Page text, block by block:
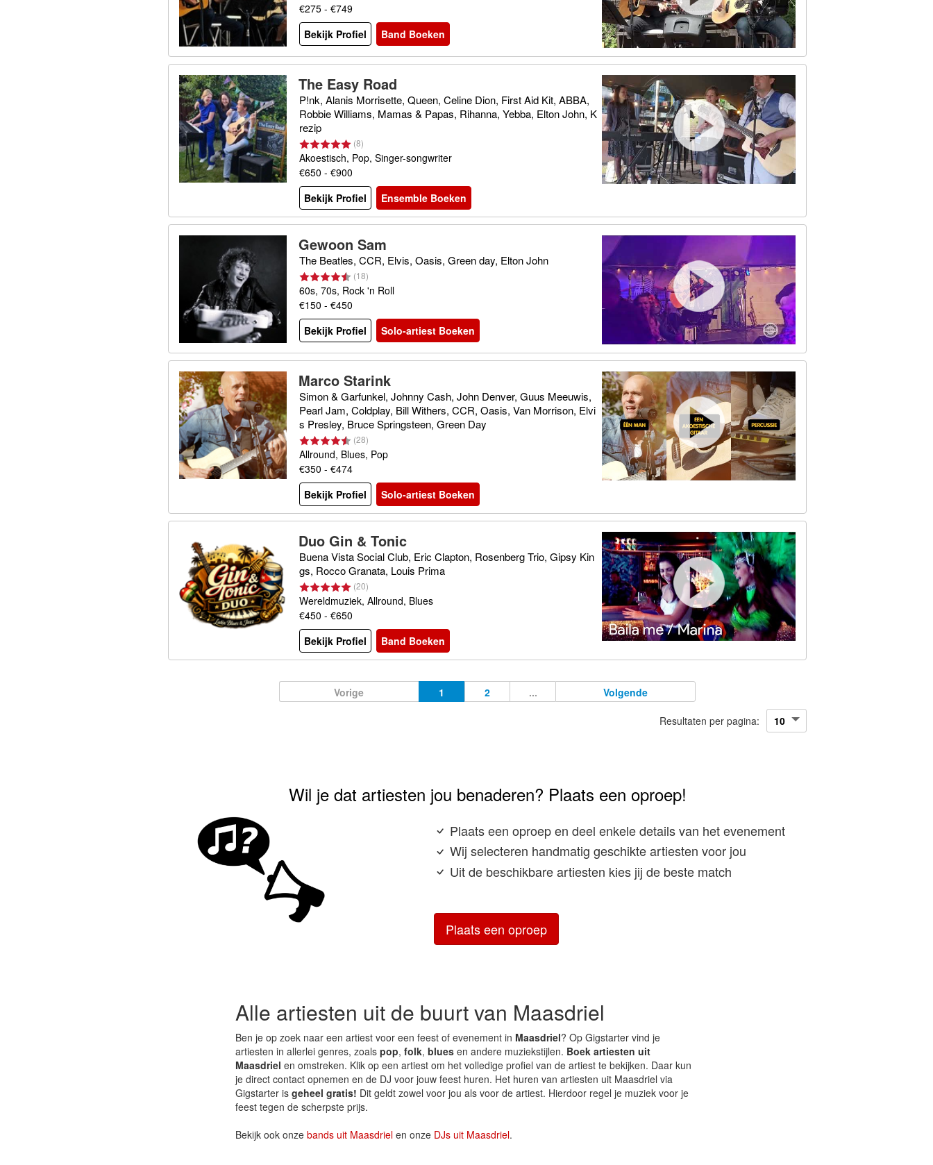
€275 - €749
Bekijk Profiel
Band Boeken
The Easy Road
P!nk, Alanis Morrisette, Queen, Celine Dion, First Aid Kit, ABBA,
Robbie Williams, Mamas & Papas, Rihanna, Yebba, Elton John, K
rezip
(8)
Akoestisch, Pop, Singer-songwriter
€650 - €900
Bekijk Profiel
Ensemble Boeken
Gewoon Sam
The Beatles, CCR, Elvis, Oasis, Green day, Elton John
(18)
60s, 70s, Rock 'n Roll
€150 - €450
Bekijk Profiel
Solo-artiest Boeken
Marco Starink
Simon & Garfunkel, Johnny Cash, John Denver, Guus Meeuwis,
Pearl Jam, Coldplay, Bill Withers, CCR, Oasis, Van Morrison, Elvi
s Presley, Bruce Springsteen, Green Day
(28)
Allround, Blues, Pop
€350 - €474
Bekijk Profiel
Solo-artiest Boeken
Duo Gin & Tonic
Buena Vista Social Club, Eric Clapton, Rosenberg Trio, Gipsy Kin
gs, Rocco Granata, Louis Prima
(20)
Wereldmuziek, Allround, Blues
€450 - €650
Bekijk Profiel
Band Boeken
Vorige 1 2 ... Volgende
Resultaten per pagina:
Wil je dat artiesten jou benaderen? Plaats een oproep!
Plaats een oproep en deel enkele details van het evenement
Wij selecteren handmatig geschikte artiesten voor jou
Uit de beschikbare artiesten kies jij de beste match
Plaats een oproep
Alle artiesten uit de buurt van Maasdriel
Ben je op zoek naar een artiest voor een feest of evenement in Maasdriel? Op Gigstarter vind je
artiesten in allerlei genres, zoals pop, folk, blues en andere muziekstijlen. Boek artiesten uit
Maasdriel en omstreken. Klik op een artiest om het volledige profiel van de artiest te bekijken. Daar kun
je direct contact opnemen en de DJ voor jouw feest huren. Het huren van artiesten uit Maasdriel via
Gigstarter is geheel gratis! Dit geldt zowel voor jou als voor de artiest. Hierdoor regel je muziek voor je
feest tegen de scherpste prijs.
Bekijk ook onze bands uit Maasdriel en onze DJs uit Maasdriel.